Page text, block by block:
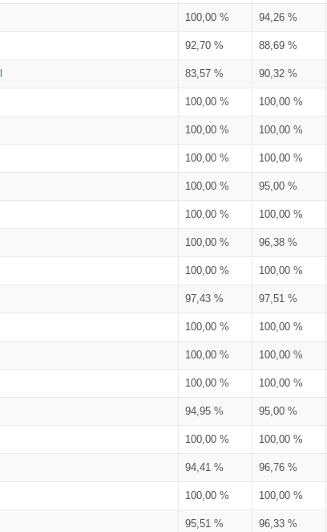
100,00 % 94,26 %
92,70 % 88,69 %
83,57 % 90,32 %
100,00 % 100,00 %
100,00 % 100,00 %
100,00 % 100,00 %
100,00 % 95,00 %
100,00 % 100,00 %
100,00 % 96,38 %
100,00 % 100,00 %
97,43 % 97,51 %
100,00 % 100,00 %
100,00 % 100,00 %
100,00 % 100,00 %
94,95 % 95,00 %
100,00 % 100,00 %
94,41 % 96,76 %
100,00 % 100,00 %
95,51 % 96,33 %